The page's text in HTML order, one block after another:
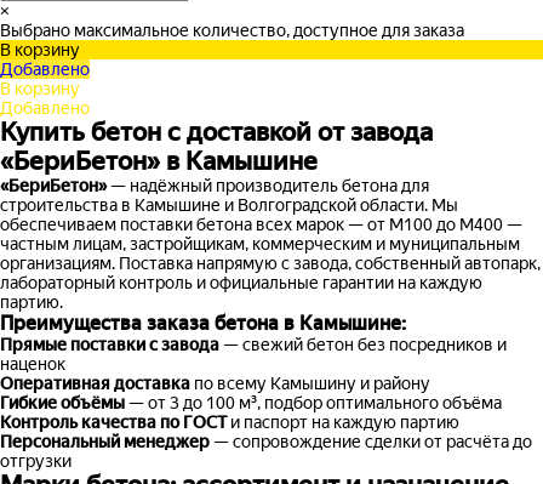
×
Выбрано максимальное количество, доступное для заказа
В корзину
Добавлено
В корзину
Добавлено
Купить бетон с доставкой от завода
«БериБетон» в Камышине
«БериБетон»— надёжный производитель бетона для
строительства в Камышине и Волгоградской области. Мы
обеспечиваем поставки бетона всех марок — от М100 до М400 —
частным лицам, застройщикам, коммерческим и муниципальным
организациям. Поставка напрямую с завода, собственный автопарк,
лабораторный контроль и официальные гарантии на каждую
партию.
Преимущества заказа бетона в Камышине:
Прямые поставки с завода— свежий бетон без посредников и
наценок
Оперативная доставка по всему Камышину и району
Гибкие объёмы— от 3 до 100 м³, подбор оптимального объёма
Контроль качества по ГОСТи паспорт на каждую партию
Персональный менеджер— сопровождение сделки от расчёта до
отгрузки